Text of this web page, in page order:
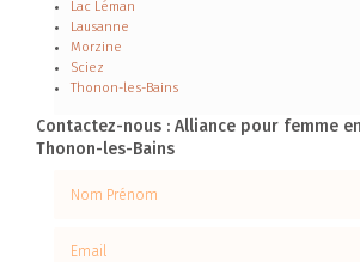
Lac Léman
Lausanne
Morzine
Sciez
Thonon-les-Bains
Contactez-nous : Alliance pour femme
Thonon-les-Bains